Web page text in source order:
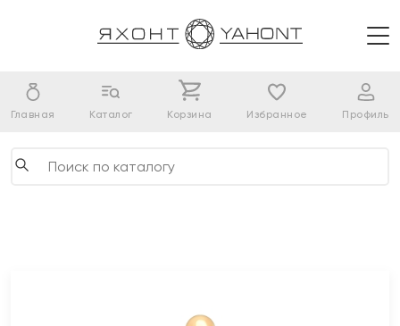
Главная Каталог Корзина Избранное Профиль